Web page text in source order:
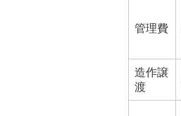
管理費
造作譲
渡